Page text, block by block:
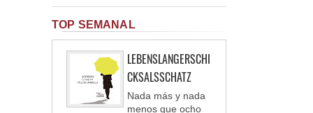
TOP SEMANAL
LEBENSLANGERSCHI
CKSALSSCHATZ
Nada más y nada
menos que ocho